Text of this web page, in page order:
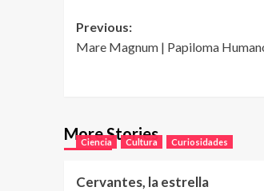
Post
navigation
Previous:
Mare Magnum | Papiloma
More Stories
Ciencia Cultura Curiosidades
Cervantes, la estrella